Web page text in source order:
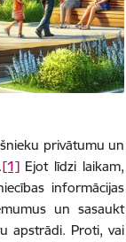
privātumu un
[1]Ejot līdzi laikam,
informācijas
un sasaukt
apstrādi. Proti, vai